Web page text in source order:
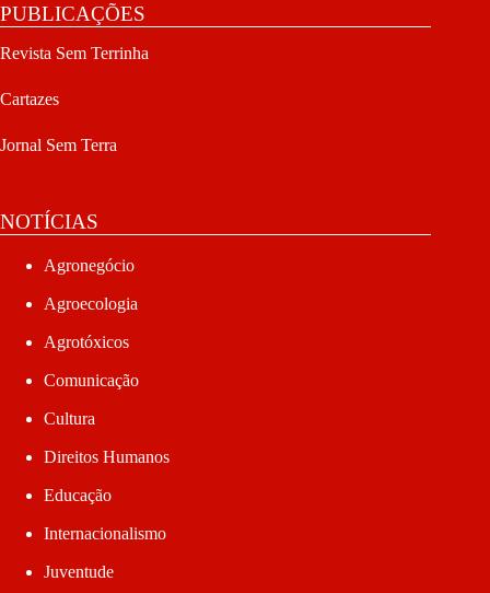
PUBLICAÇÕES
Revista Sem Terrinha
Cartazes
Jornal Sem Terra
NOTÍCIAS
Agronegócio
Agroecologia
Agrotóxicos
Comunicação
Cultura
Direitos Humanos
Educação
Internacionalismo
Juventude